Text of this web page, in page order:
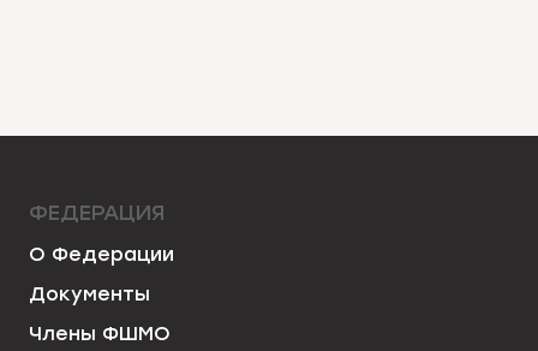
ФЕДЕРАЦИЯ
О Федерации
Документы
Члены ФШМО